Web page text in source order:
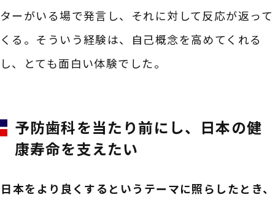
ターがいる場で発言し、それに対して反応が返って
くる。そういう経験は、自己概念を高めてくれる
し、とても面白い体験でした。
予防歯科を当たり前にし、日本の健
康寿命を支えたい
――日本をより良くするというテーマに照らしたとき、